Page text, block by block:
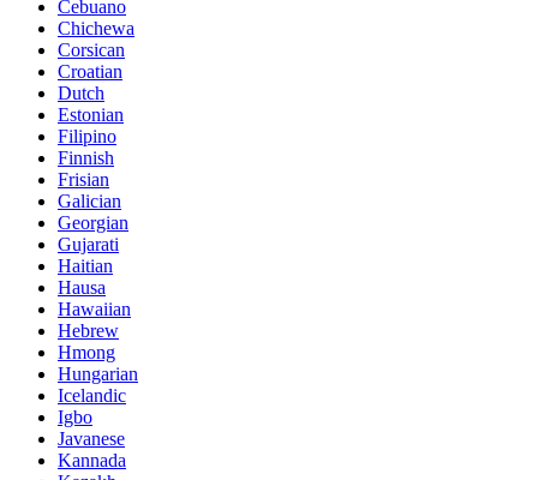
Cebuano
Chichewa
Corsican
Croatian
Dutch
Estonian
Filipino
Finnish
Frisian
Galician
Georgian
Gujarati
Haitian
Hausa
Hawaiian
Hebrew
Hmong
Hungarian
Icelandic
Igbo
Javanese
Kannada